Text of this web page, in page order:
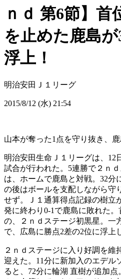
ｎｄ 第6節】首
を止めた鹿島
浮上！
明治安田Ｊ１リーグ
2015/8/12 (水) 21:54
山本が奪った1点を守り抜き、
明治安田生命Ｊ１リーグは、12
試合が行われた。5連勝で２ｎ
は、ホームで鹿島と対戦。32分
の後はボールを支配しながら守
せず。Ｊ１通算得点記録の樹立
発に終わり0-1で鹿島に敗れた
の、２ｎｄステージ初黒星。一
で、広島に勝点2差の2位に浮上
２ｎｄステージに入り好調を維
迎えた。11分に新加入のエデル
ると、72分に輪湖 直樹が追加